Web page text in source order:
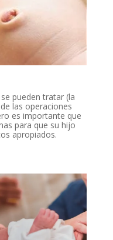
pueden tratar (la
las operaciones
es importante que
para que su hijo
apropiados.